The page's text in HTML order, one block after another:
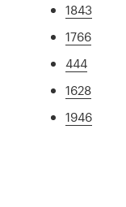
1843
1766
444
1628
1946